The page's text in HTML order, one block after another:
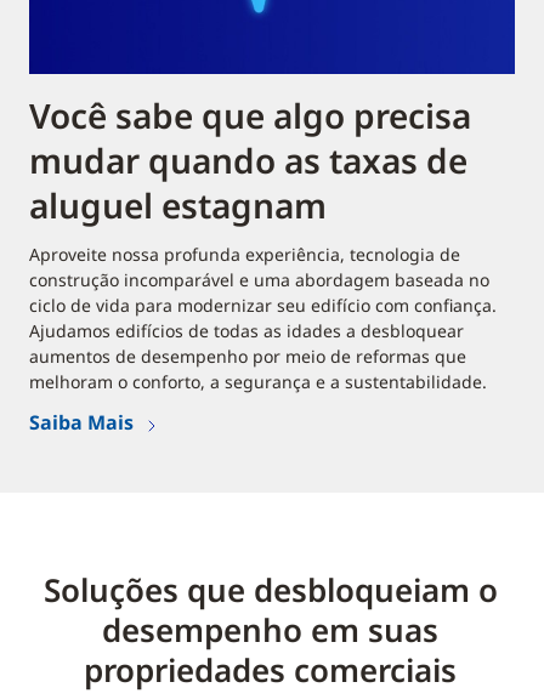
Você sabe que algo precisa
mudar quando as taxas de
aluguel estagnam
Aproveite nossa profunda experiência, tecnologia de
construção incomparável e uma abordagem baseada no
ciclo de vida para modernizar seu edifício com confiança.
Ajudamos edifícios de todas as idades a desbloquear
aumentos de desempenho por meio de reformas que
melhoram o conforto, a segurança e a sustentabilidade.
Saiba Mais
Soluções que desbloqueiam o
desempenho em suas
propriedades comerciais